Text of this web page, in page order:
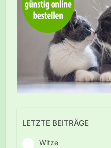
LETZTE BEITRÄGE
Witze